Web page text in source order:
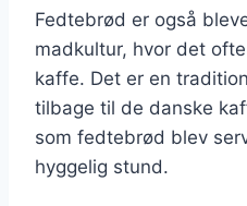
Fedtebrød er også
madkultur, hvor det
kaffe. Det er en
tilbage til de danske
som fedtebrød blev
hyggelig stund.